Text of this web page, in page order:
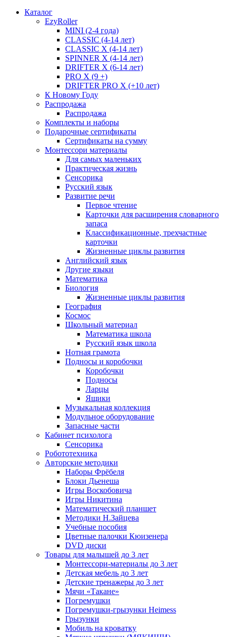
Каталог
EzyRoller
MINI (2-4 года)
CLASSIC (4-14 лет)
CLASSIC X (4-14 лет)
SPINNER X (4-14 лет)
DRIFTER X (6-14 лет)
PRO X (9 +)
DRIFTER PRO X (+10 лет)
К Новому Году
Распродажа
Распродажа
Комплекты и наборы
Подарочные сертификаты
Сертификаты на сумму
Монтессори материалы
Для самых маленьких
Практическая жизнь
Сенсорика
Русский язык
Развитие речи
Первое чтение
Карточки для расширения словарного
запаса
Классификационные, трехчастные
карточки
Жизненные циклы развития
Английский язык
Другие языки
Математика
Биология
Жизненные циклы развития
География
Космос
Школьный материал
Математика школа
Русский язык школа
Нотная грамота
Подносы и коробочки
Коробочки
Подносы
Ларцы
Ящики
Музыкальная коллекция
Модульное оборудование
Запасные части
Кабинет психолога
Сенсорика
Робототехника
Авторские методики
Наборы Фрёбеля
Блоки Дьенеша
Игры Воскобовича
Игры Никитина
Математический планшет
Методики Н.Зайцева
Учебные пособия
Цветные палочки Кюизенера
DVD диски
Товары для малышей до 3 лет
Монтессори-материалы до 3 лет
Детская мебель до 3 лет
Детские тренажеры до 3 лет
Мячи «Такане»
Погремушки
Погремушки-грызунки Heimess
Грызунки
Мобиль на кроватку